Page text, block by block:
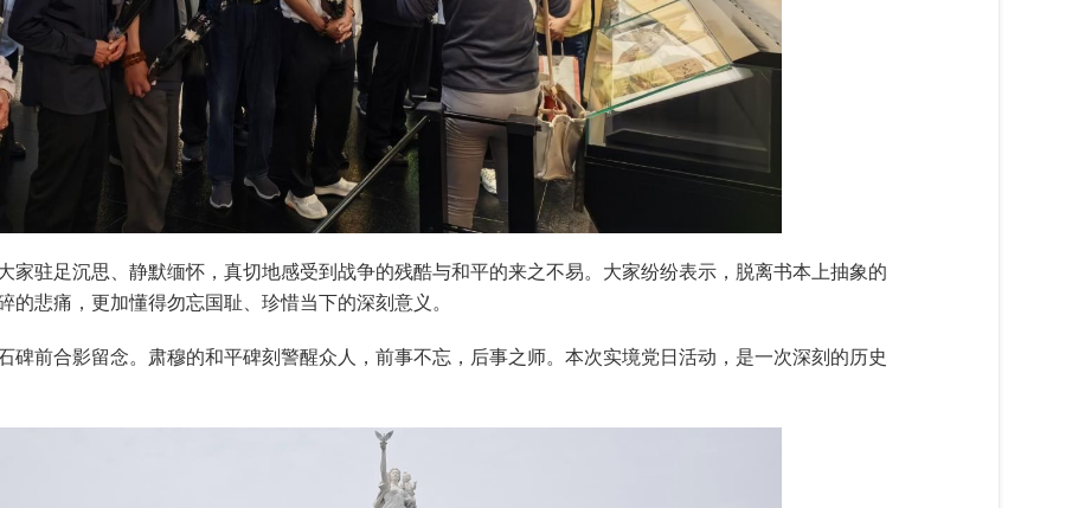
家驻足沉思、静默缅怀，真切地感受到战争的残酷与和平的来之不易。大家纷纷表示，脱离书本上抽象的
的悲痛，更加懂得勿忘国耻、珍惜当下的深刻意义。
碑前合影留念。肃穆的和平碑刻警醒众人，前事不忘，后事之师。本次实境党日活动，是一次深刻的历史